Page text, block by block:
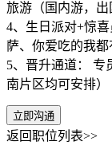
旅游（国内游，出
4、生日派对+惊
萨、你爱吃的我都
5、晋升通道： 专
南片区均可安排）
立即沟通
返回职位列表>>